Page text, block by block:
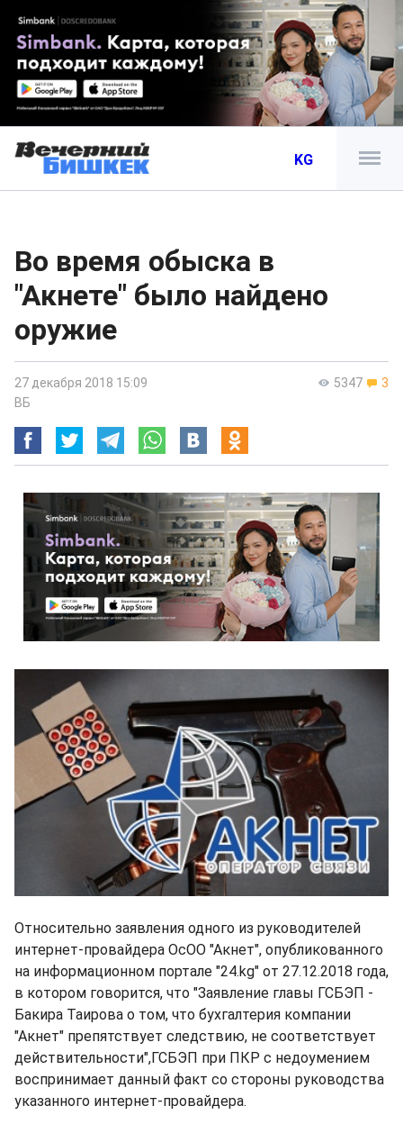
KG
Во время обыска в
"Акнете" было найдено
оружие
5347 3
27 декабря 2018 15:09
ВБ
Относительно заявления одного из руководителей
интернет-провайдера ОсОО "Акнет", опубликованного
на информационном портале "24.kg" от 27.12.2018 года,
в котором говорится, что "Заявление главы ГСБЭП -
Бакира Таирова о том, что бухгалтерия компании
"Акнет" препятствует следствию, не соответствует
действительности",ГСБЭП при ПКР с недоумением
воспринимает данный факт со стороны руководства
указанного интернет-провайдера.